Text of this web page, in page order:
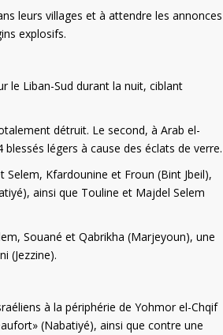
leurs villages et à attendre les annonces
explosifs.
le Liban-Sud durant la nuit, ciblant
détruit. Le second, à Arab el-
légers à cause des éclats de verre.
Kfardounine et Froun (Bint Jbeil),
ainsi que Touline et Majdel Selem
Souané et Qabrikha (Marjeyoun), une
(Jezzine).
à la périphérie de Yohmor el-Chqif
(Nabatiyé), ainsi que contre une